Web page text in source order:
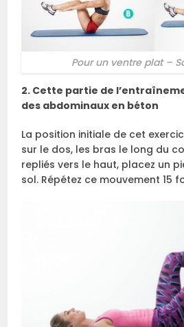
Pour un ventre plat –
2. Cette partie de
des abdominaux en béton
La position initiale de cet
sur le dos, les bras le long du
repliés vers le haut, placez un
sol. Répétez ce mouvement 15